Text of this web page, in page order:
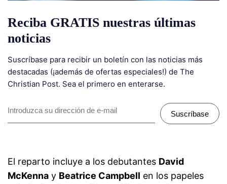
Reciba GRATIS nuestras últimas
noticias
Suscríbase para recibir un boletín con las noticias más
destacadas (¡además de ofertas especiales!) de The
Christian Post. Sea el primero en enterarse.
Suscríbase
El reparto incluye a los debutantes David
McKenna y Beatrice Campbell en los papeles